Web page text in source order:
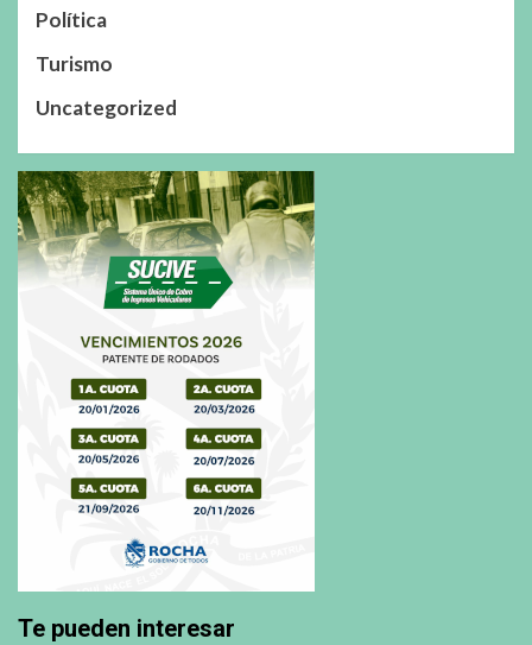
Política
Turismo
Uncategorized
Te pueden interesar